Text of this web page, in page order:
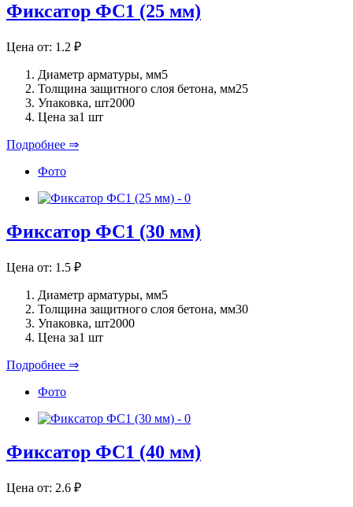
Фиксатор ФС1 (25 мм)
Цена от: 1.2 ₽
Диаметр арматуры, мм5
Толщина защитного слоя бетона, мм25
Упаковка, шт2000
Цена за1 шт
Подробнее ⇒
Фото
Фиксатор ФС1 (30 мм)
Цена от: 1.5 ₽
Диаметр арматуры, мм5
Толщина защитного слоя бетона, мм30
Упаковка, шт2000
Цена за1 шт
Подробнее ⇒
Фото
Фиксатор ФС1 (40 мм)
Цена от: 2.6 ₽